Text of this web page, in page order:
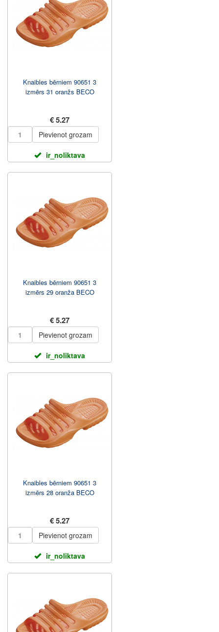
Knaibles bērniem 90651 3
izmērs 31 oranžs BECO
€ 5.27
Pievienot grozam
ir_noliktava
Knaibles bērniem 90651 3
izmērs 29 oranža BECO
€ 5.27
Pievienot grozam
ir_noliktava
Knaibles bērniem 90651 3
izmērs 28 oranža BECO
€ 5.27
Pievienot grozam
ir_noliktava